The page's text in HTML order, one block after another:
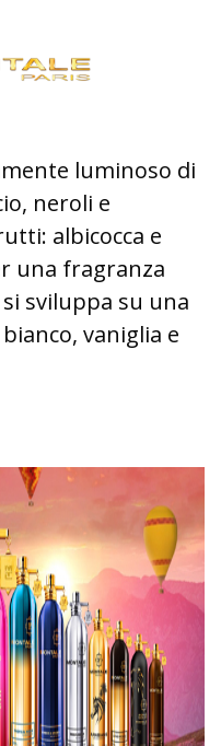
luminoso di
neroli e
albicocca e
una fragranza
sviluppa su una
vaniglia e